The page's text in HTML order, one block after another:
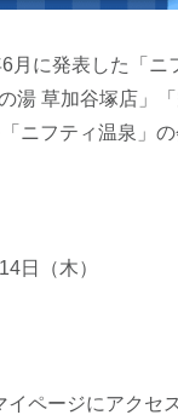
月に発表した「
湯 草加谷塚店」
ニフティ温泉」
日（木）
ページにアクセ